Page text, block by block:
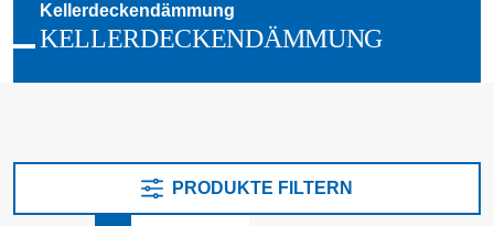
Kellerdeckendämmung
KELLERDECKENDÄMMUNG
PRODUKTE FILTERN